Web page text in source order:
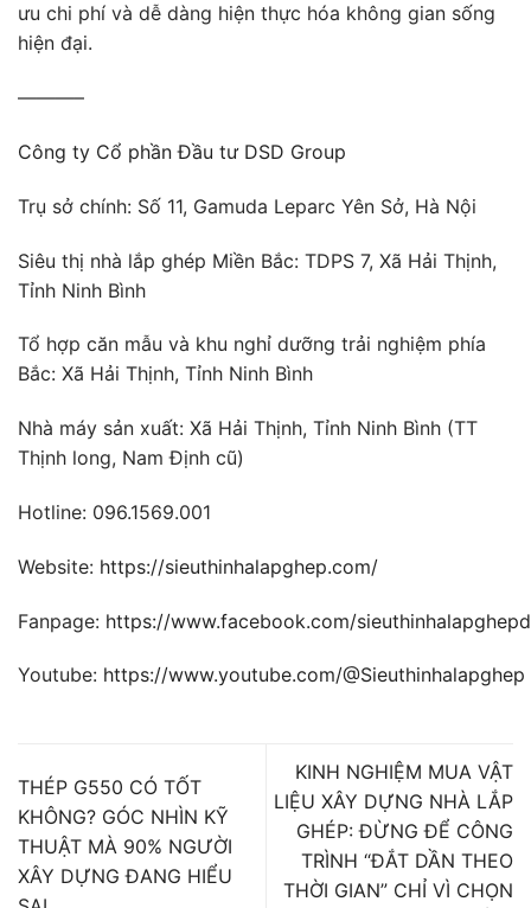
ưu chi phí và dễ dàng hiện thực hóa không gian sống
hiện đại.
———–
Công ty Cổ phần Đầu tư DSD Group
Trụ sở chính: Số 11, Gamuda Leparc Yên Sở, Hà Nội
Siêu thị nhà lắp ghép Miền Bắc: TDPS 7, Xã Hải Thịnh,
Tỉnh Ninh Bình
Tổ hợp căn mẫu và khu nghỉ dưỡng trải nghiệm phía
Bắc: Xã Hải Thịnh, Tỉnh Ninh Bình
Nhà máy sản xuất: Xã Hải Thịnh, Tỉnh Ninh Bình (TT
Thịnh long, Nam Định cũ)
Hotline: 096.1569.001
Website: https://sieuthinhalapghep.com/
Fanpage: https://www.facebook.com/
Youtube: https://www.youtube.com/@Sieuthinhalapghep
THÉP G550 CÓ TỐT
KHÔNG? GÓC NHÌN KỸ
THUẬT MÀ 90% NGƯỜI
XÂY DỰNG ĐANG HIỂU
KINH NGHIỆM MUA VẬT
LIỆU XÂY DỰNG NHÀ LẮP
GHÉP: ĐỪNG ĐỂ CÔNG
TRÌNH “ĐẮT DẦN THEO
THỜI GIAN” CHỈ VÌ CHỌN